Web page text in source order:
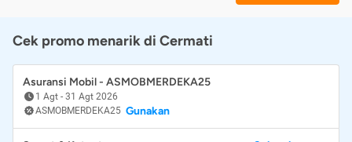
Cek promo menarik di Cermati
Asuransi Mobil - ASMOBMERDEKA25
1 Agt - 31 Agt 2026
ASMOBMERDEKA25 Gunakan